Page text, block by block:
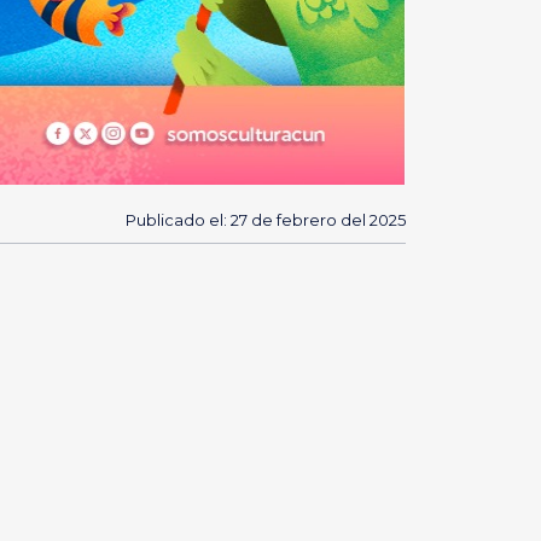
Publicado el: 27 de febrero del 2025